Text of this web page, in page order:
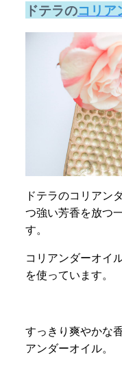
ドテラのコリア
ドテラのコリアン
つ強い芳香を放つ
す。
コリアンダーオイ
を使っています。
すっきり爽やかな
アンダーオイル。